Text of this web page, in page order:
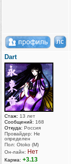
Dart
Стаж: 13 лет
Сообщений: 168
Откуда: Россия
Провайдер: Не
определен
Пол: Otoko (M)
Он-лайн: Нет
Карма: +3.13